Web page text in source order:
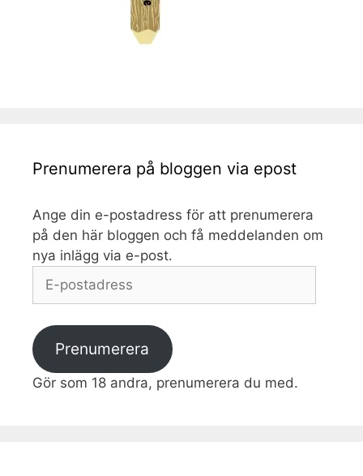
Prenumerera på bloggen via epost
Ange din e-postadress för att prenumerera
på den här bloggen och få meddelanden om
nya inlägg via e-post.
postadress
Prenumerera
Gör som 18 andra, prenumerera du med.